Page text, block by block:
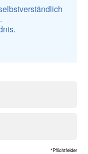
*Pflichtfelder